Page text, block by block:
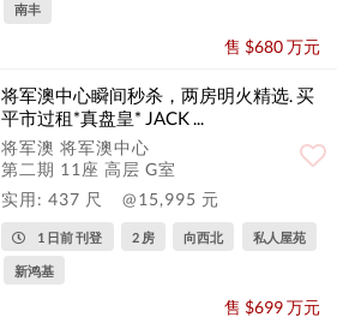
南丰
售 $680 万元
将军澳中心瞬间秒杀，两房明火精选. 买
平市过租*真盘皇* JACK ...
将军澳 将军澳中心
第二期 11座 高层 G室
实用: 437 尺
@15,995 元
1 日前 刊登 2 房 向西北 私人屋苑
新鸿基
售 $699 万元